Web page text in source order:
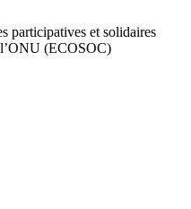
participatives et solidaires
l’ONU (ECOSOC)